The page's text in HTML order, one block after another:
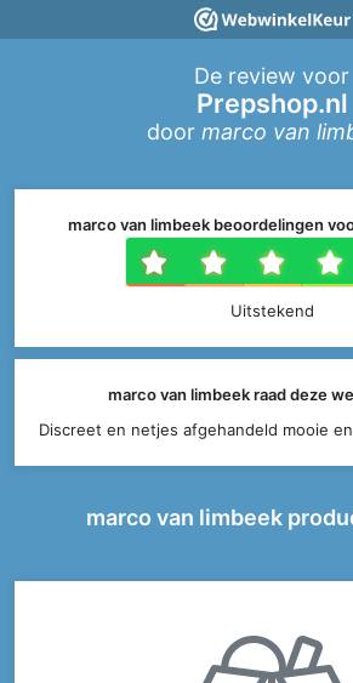
De review voor
Prepshop.nl
door marco van
marco van limbeek beoordelingen
3
2
1 ster
Uitstekend
marco van limbeek raad deze
Discreet en netjes afgehandeld mooie
marco van limbeek